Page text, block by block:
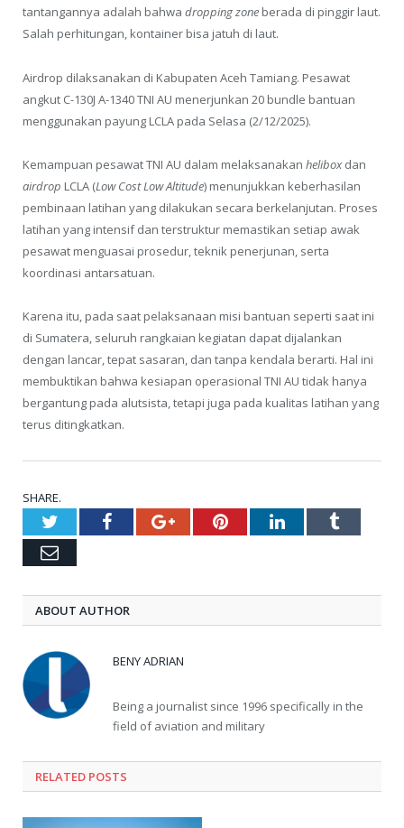
tantangannya adalah bahwa dropping zone berada di pinggir laut.
Salah perhitungan, kontainer bisa jatuh di laut.
Airdrop dilaksanakan di Kabupaten Aceh Tamiang. Pesawat
angkut C-130J A-1340 TNI AU menerjunkan 20 bundle bantuan
menggunakan payung LCLA pada Selasa (2/12/2025).
Kemampuan pesawat TNI AU dalam melaksanakan heliboxdan
airdrop LCLA (Low Cost Low Altitude) menunjukkan keberhasilan
pembinaan latihan yang dilakukan secara berkelanjutan. Proses
latihan yang intensif dan terstruktur memastikan setiap awak
pesawat menguasai prosedur, teknik penerjunan, serta
koordinasi antarsatuan.
Karena itu, pada saat pelaksanaan misi bantuan seperti saat ini
di Sumatera, seluruh rangkaian kegiatan dapat dijalankan
dengan lancar, tepat sasaran, dan tanpa kendala berarti. Hal ini
membuktikan bahwa kesiapan operasional TNI AU tidak hanya
bergantung pada alutsista, tetapi juga pada kualitas latihan yang
terus ditingkatkan.
SHARE.
TwitterFacebookGoogle+PinterestLinkedInTumblr
Email
ABOUT AUTHOR
BENY ADRIAN
Being a journalist since 1996 specifically in the
field of aviation and military
RELATED POSTS